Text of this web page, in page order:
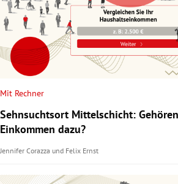
Mit Rechner
Sehnsuchtsort Mittelschicht:
Einkommen dazu?
Jennifer Corazza und Felix Ernst